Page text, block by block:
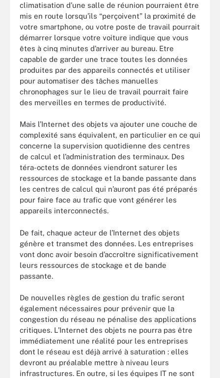
climatisation d’une salle de réunion pourraient être
mis en route lorsqu’ils “perçoivent” la proximité de
votre smartphone, ou votre poste de travail pourrait
démarrer lorsque votre voiture indique que vous
êtes à cinq minutes d’arriver au bureau. Etre
capable de garder une trace toutes les données
produites par des appareils connectés et utiliser
pour automatiser des tâches manuelles
chronophages sur le lieu de travail pourrait faire
des merveilles en termes de productivité.
Mais l’Internet des objets va ajouter une couche de
complexité sans équivalent, en particulier en ce qui
concerne la supervision quotidienne des centres
de calcul et l’administration des terminaux. Des
téra-octets de données viendront saturer les
ressources de stockage et la bande passante dans
les centres de calcul qui n’auront pas été préparés
pour faire face au trafic que vont générer les
appareils interconnectés.
De fait, chaque acteur de l’Internet des objets
génère et transmet des données. Les entreprises
vont donc avoir besoin d’accroître significativement
leurs ressources de stockage et de bande
passante.
De nouvelles règles de gestion du trafic seront
également nécessaires pour prévenir que la
congestion du réseau ne pénalise des applications
critiques. L’Internet des objets ne pourra pas être
immédiatement une réalité pour les entreprises
dont le réseau est déjà arrivé à saturation : elles
devront au préalable mettre à niveau leurs
infrastructures. En outre, si les équipes IT ne sont